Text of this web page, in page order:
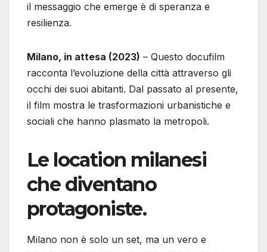
il messaggio che emerge è di speranza e
resilienza.
Milano, in attesa (2023) – Questo docufilm
racconta l’evoluzione della città attraverso gli
occhi dei suoi abitanti. Dal passato al presente,
il film mostra le trasformazioni urbanistiche e
sociali che hanno plasmato la metropoli.
Le location milanesi
che diventano
protagoniste.
Milano non è solo un set, ma un vero e